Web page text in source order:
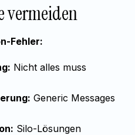
vermeiden
Fehler:
Nicht alles muss
Generic Messages
Silo-Lösungen